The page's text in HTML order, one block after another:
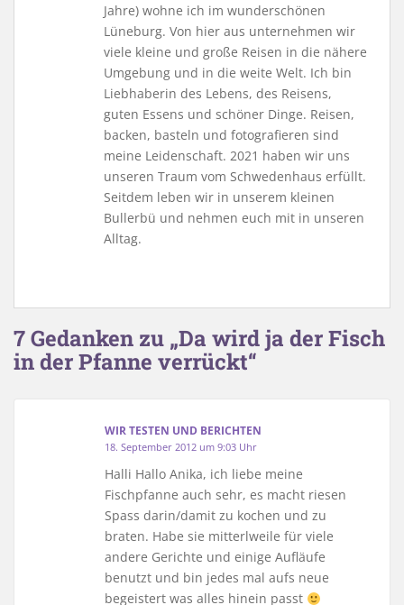
Jahre) wohne ich im wunderschönen
Lüneburg. Von hier aus unternehmen wir
viele kleine und große Reisen in die nähere
Umgebung und in die weite Welt. Ich bin
Liebhaberin des Lebens, des Reisens,
guten Essens und schöner Dinge. Reisen,
backen, basteln und fotografieren sind
meine Leidenschaft. 2021 haben wir uns
unseren Traum vom Schwedenhaus erfüllt.
Seitdem leben wir in unserem kleinen
Bullerbü und nehmen euch mit in unseren
Alltag.
7 Gedanken zu „Da wird ja der Fisch
in der Pfanne verrückt“
WIR TESTEN UND BERICHTEN
18. September 2012 um 9:03 Uhr
Halli Hallo Anika, ich liebe meine
Fischpfanne auch sehr, es macht riesen
Spass darin/damit zu kochen und zu
braten. Habe sie mitterlweile für viele
andere Gerichte und einige Aufläufe
benutzt und bin jedes mal aufs neue
begeistert was alles hinein passt